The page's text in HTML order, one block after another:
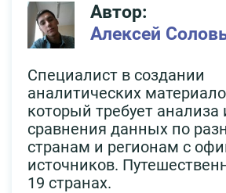
Автор:
Алексей
Специалист в создании
аналитических
который требует анализа
сравнения данных по
странам и регионам с
источников.
19 странах.